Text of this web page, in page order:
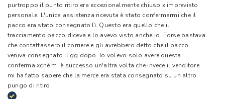
purtroppo il punto ritiro era eccezionalmente chiuso x imprevisto
personale. L'unica assistenza ricevuta è stato confermarmi che il
pacco era stato consegnato lì. Questo era quello che il
tracciamento pacco diceva e lo avevo visto anche io. Forse bastava
che contattassero il corriere e gli avrebbero detto che il pacco
veniva consegnato il gg dopo. Io volevo solo avere questa
conferma xchè mi è successo un'altra volta che invece il venditore
mi ha fatto sapere che la merce era stata consegnato su un altro
pungo di ritiro.